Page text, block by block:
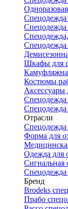
Спецодежда
Шкафы для
Костюмы
Аксессуары
Спецодежда
Отрасли
Спецодежда
Форма для
Одежда для
Сигнальная
Бренд
Brodeks
Прабо